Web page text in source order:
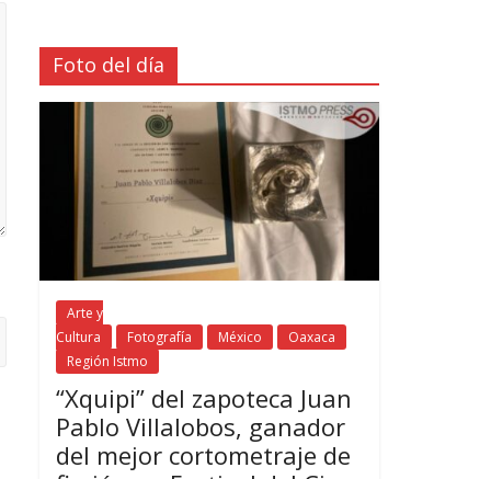
Foto del día
Arte y
Cultura
Fotografía México
Oaxaca
Región Istmo
“Xquipi” del zapoteca Juan
Pablo Villalobos, ganador
del mejor cortometraje de